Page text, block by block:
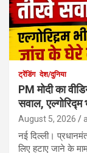
ट्रेंडिंग देश/दुनिया
PM मोदी का
सवाल,
August 5, 2026
नई दिल्ली।
लिए हटाए जाने के